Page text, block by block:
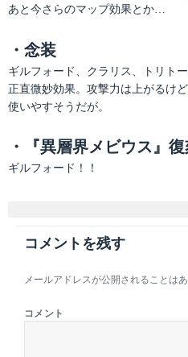
あと今さらのマップ効果とか…
・念装
ギルフォード、クラリス、トリト
正直微妙効果。攻撃力は上がるけ
使いやすそうだが。
・『異層界メビウス』復
ギルフォード！！
コメントを残す
メールアドレスが公開されることはあ
コメント